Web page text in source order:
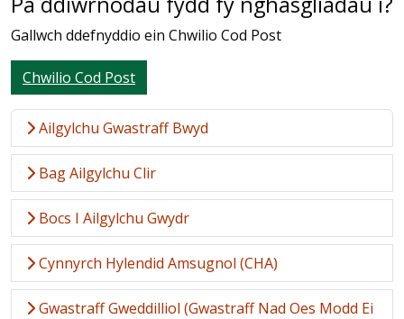
Gallwch ddefnyddio ein Chwilio Cod Post
Chwilio Cod Post
Ailgylchu Gwastraff Bwyd
Bag Ailgylchu Clir
Bocs I Ailgylchu Gwydr
Cynnyrch Hylendid Amsugnol (CHA)
Gwastraff Gweddilliol (Gwastraff Nad Oes Modd Ei